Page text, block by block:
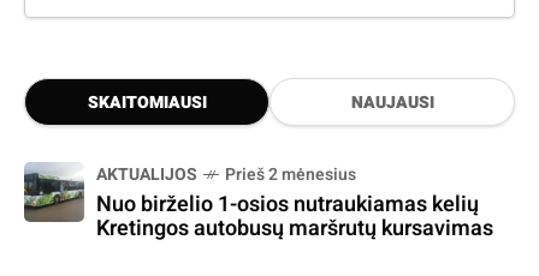
SKAITOMIAUSI NAUJAUSI
AKTUALIJOS Prieš 2 mėnesius
Nuo birželio 1-osios nutraukiamas kelių
Kretingos autobusų maršrutų kursavimas